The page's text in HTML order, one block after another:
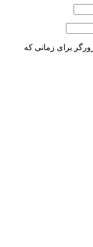
برای زمانی که